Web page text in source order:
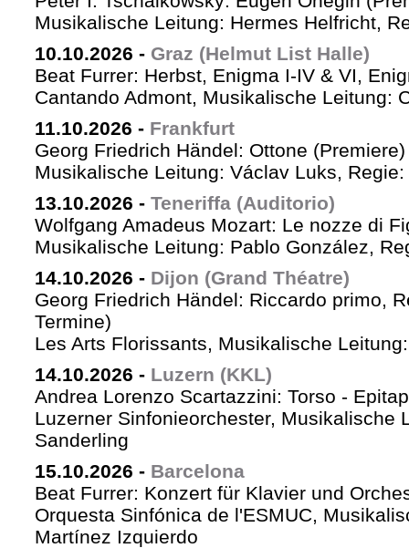
Musikalische Leitung: Hermes Helfricht,
10.10.2026 - Graz (Helmut List Halle)
Beat Furrer: Herbst, Enigma I-IV & VI,
Cantando Admont, Musikalische Leitung:
11.10.2026 - Frankfurt
Georg Friedrich Händel: Ottone (Premiere)
Musikalische Leitung: Václav Luks,
13.10.2026 - Teneriffa (Auditorio)
Wolfgang Amadeus Mozart: Le nozze di
Musikalische Leitung: Pablo González,
14.10.2026 - Dijon (Grand Théatre)
Georg Friedrich Händel: Riccardo primo,
Termine)
Les Arts Florissants, Musikalische
14.10.2026 - Luzern (KKL)
Andrea Lorenzo Scartazzini: Torso -
Luzerner Sinfonieorchester, Musikalische
Sanderling
15.10.2026 - Barcelona
Beat Furrer: Konzert für Klavier und
Orquesta Sinfónica de l'ESMUC,
Martínez Izquierdo